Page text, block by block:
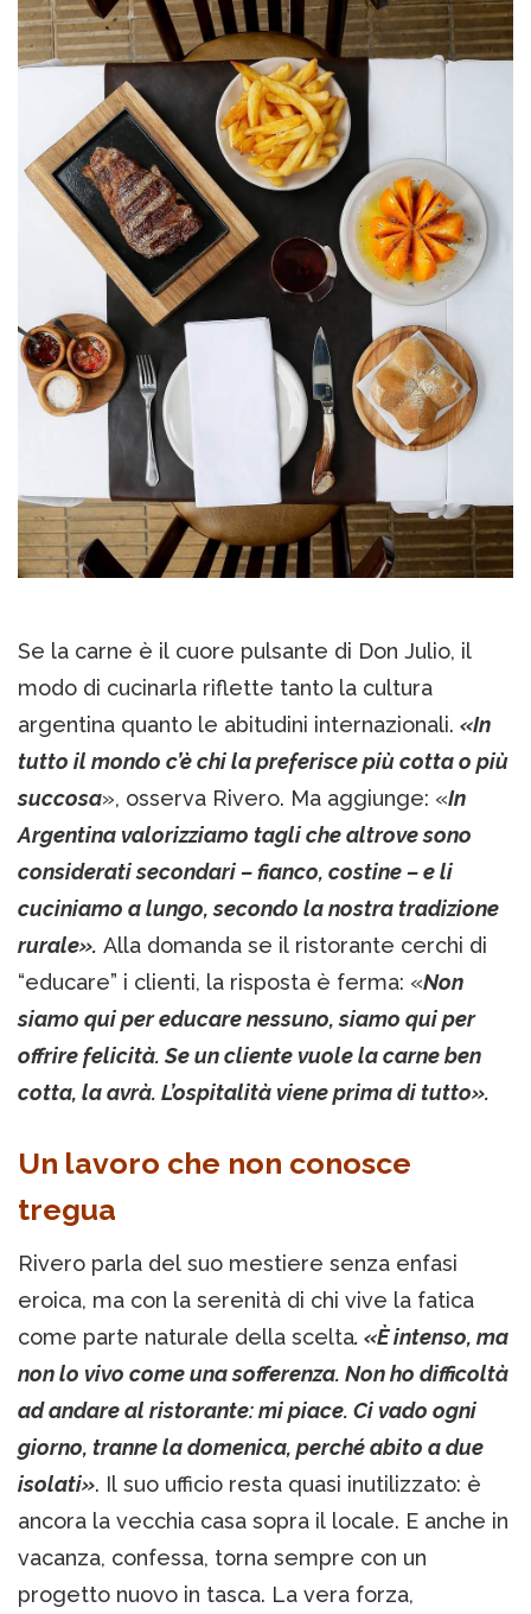
Se la carne è il cuore pulsante di Don Julio, il
modo di cucinarla riflette tanto la cultura
argentina quanto le abitudini internazionali. «In
tutto il mondo c’è chi la preferisce più cotta o più
succosa», osserva Rivero. Ma aggiunge: «In
Argentina valorizziamo tagli che altrove sono
considerati secondari – fianco, costine – e li
cuciniamo a lungo, secondo la nostra tradizione
rurale». Alla domanda se il ristorante cerchi di
“educare” i clienti, la risposta è ferma: «Non
siamo qui per educare nessuno, siamo qui per
offrire felicità. Se un cliente vuole la carne ben
cotta, la avrà. L’ospitalità viene prima di tutto».
Un lavoro che non conosce
tregua
Rivero parla del suo mestiere senza enfasi
eroica, ma con la serenità di chi vive la fatica
come parte naturale della scelta. «È intenso, ma
non lo vivo come una sofferenza. Non ho difficoltà
ad andare al ristorante: mi piace. Ci vado ogni
giorno, tranne la domenica, perché abito a due
isolati». Il suo ufficio resta quasi inutilizzato: è
ancora la vecchia casa sopra il locale. E anche in
vacanza, confessa, torna sempre con un
progetto nuovo in tasca. La vera forza,